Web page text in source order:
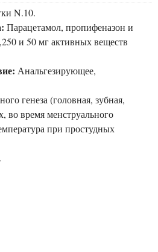
N.10.
Парацетамол, пропифеназон и
и 50 мг активных веществ
Анальгезирующее,
генеза (головная, зубная,
во время менструального
при простудных